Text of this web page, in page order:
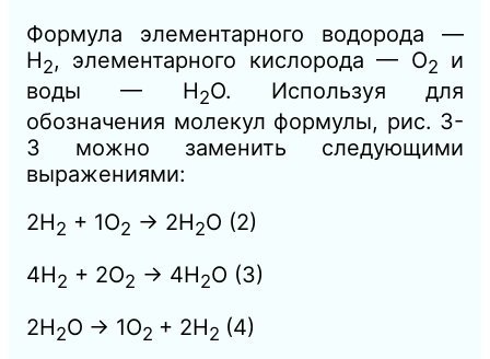
Формула элементарного водорода —
Н2, элементарного кислорода — О2
и
воды — Н2О. Используя для
обозначения молекул формулы, рис. 3-
3 можно заменить следующими
выражениями:
2Н2 + 1O2 → 2Н2О (2)
4Н2 + 2O2 → 4H2O (3)
2Н2О → 1O2 + 2Н2 (4)